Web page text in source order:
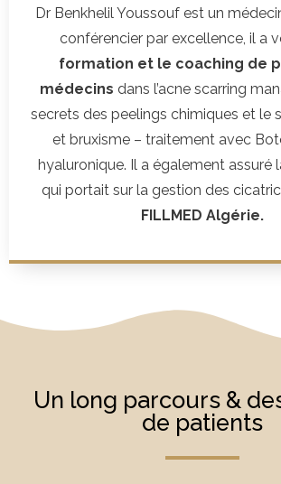
Dr Benkhelil Youssouf est un
conférencier par excellence, il a
formation et le coaching de
médecins dans l’acne scarring
secrets des peelings chimiques et le
et bruxisme – traitement avec
hyaluronique. Il a également assuré
qui portait sur la gestion des
FILLMED Algérie.
Un long parcours &
de patients